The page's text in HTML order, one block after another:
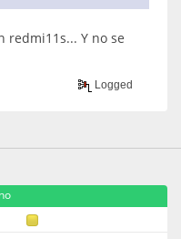
redmi11s... Y no se
Logged